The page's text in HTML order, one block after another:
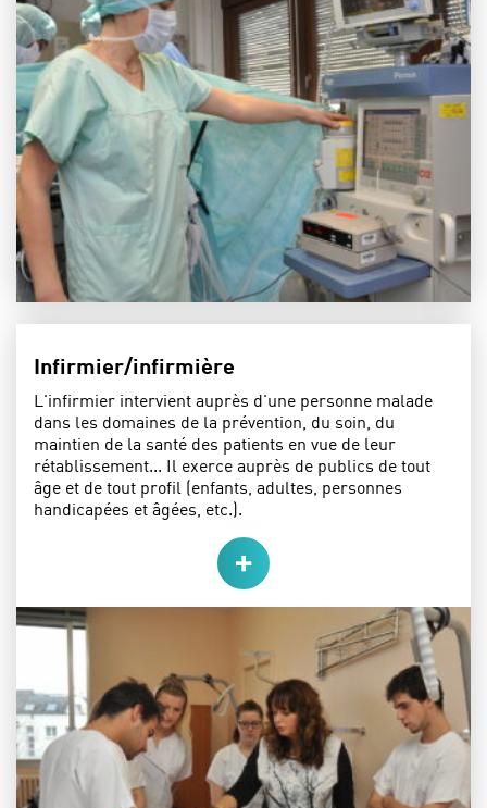
Infirmier/infirmière
L'infirmier intervient auprès d'une personne malade
dans les domaines de la prévention, du soin, du
maintien de la santé des patients en vue de leur
rétablissement... Il exerce auprès de publics de tout
âge et de tout profil (enfants, adultes, personnes
handicapées et âgées, etc.).